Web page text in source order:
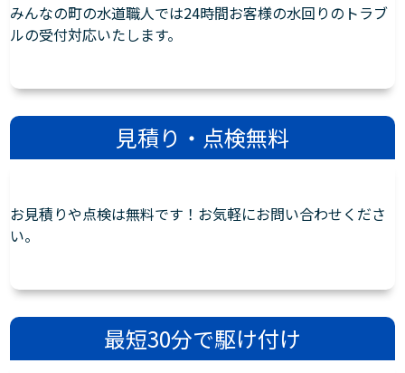
みんなの町の水道職人では24時間お客様の水回りのトラブ
ルの受付対応いたします。
見積り・点検無料
お見積りや点検は無料です！お気軽にお問い合わせくださ
い。
最短30分で駆け付け